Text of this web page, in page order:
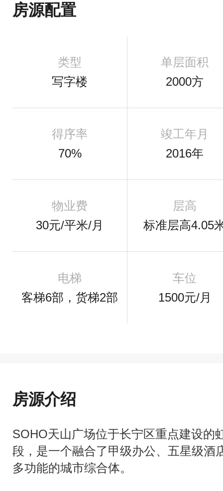
房源配置
类型
写字楼
单层面积
2000方
得序率
70%
竣工年月
2016年
物业费
30元/平米/月
层高
标准层高4.05
电梯
客梯6部，货梯2部
车位
1500元/月
房源介绍
SOHO天山广场位于长宁区重点建设的
段，是一个融合了甲级办公、五星级酒
多功能的城市综合体。